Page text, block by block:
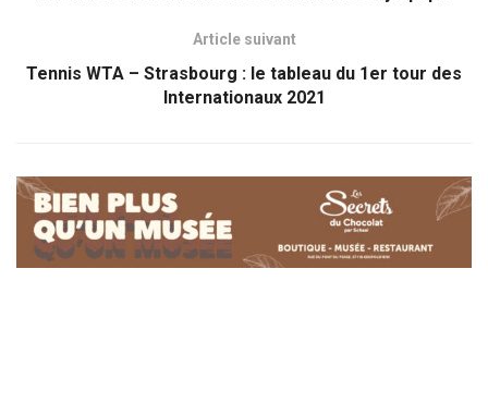
Article suivant
Tennis WTA – Strasbourg : le tableau du 1er tour des
Internationaux 2021